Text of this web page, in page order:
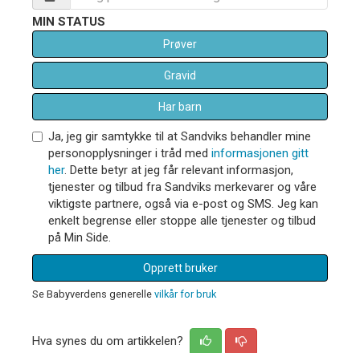
MIN STATUS
Prøver
Gravid
Har barn
Ja, jeg gir samtykke til at Sandviks behandler mine
personopplysninger i tråd med informasjonen gitt
her. Dette betyr at jeg får relevant informasjon,
tjenester og tilbud fra Sandviks merkevarer og våre
viktigste partnere, også via e-post og SMS. Jeg kan
enkelt begrense eller stoppe alle tjenester og tilbud
på Min Side.
Opprett bruker
Se Babyverdens generelle vilkår for bruk
Hva synes du om artikkelen?